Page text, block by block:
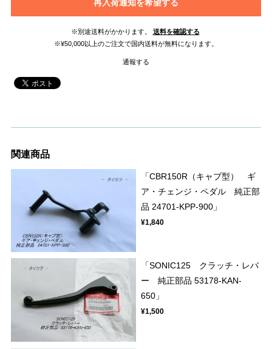
再入荷通知を希望する
※別途送料がかかります。
送料を確認する
※¥50,000以上のご注文で国内送料が無料になります。
通報する
関連商品
「CBR150R（キャブ型） ギ
ア・チェンジ・ペダル 純正部
品 24701-KPP-900」
¥1,840
「SONIC125 クラッチ・レバ
ー 純正部品 53178-KAN-
650」
¥1,500